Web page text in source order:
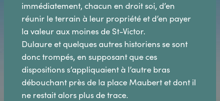
immédiatement, chacun en droit soi, d’en
réunir le terrain à leur propriété et d’en payer
la valeur aux moines de St-Victor.
Dulaure et quelques autres historiens se sont
donc trompés, en supposant que ces
dispositions s’appliquaient à l’autre bras
débouchant près de la place Maubert et dont il
ne restait alors plus de trace.